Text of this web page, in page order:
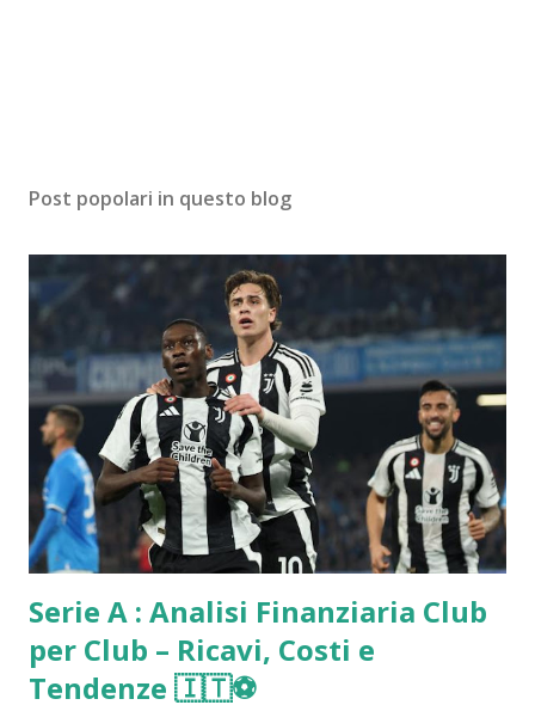
Post popolari in questo blog
Serie A : Analisi Finanziaria Club
per Club – Ricavi, Costi e
Tendenze 🇮🇹⚽️